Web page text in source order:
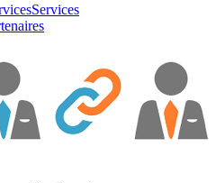
Services